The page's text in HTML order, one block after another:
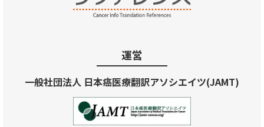
運営
一般社団法人 日本癌医療翻訳アソシエイツ(JAMT)